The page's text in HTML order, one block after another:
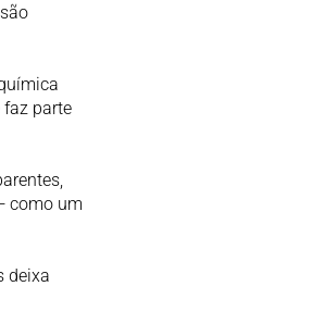
faz parte
como um
deixa